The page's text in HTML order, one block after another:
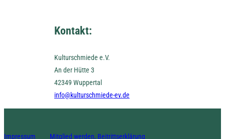
Kontakt:
Kulturschmiede e.V.
An der Hütte 3
42349 Wuppertal
info@kulturschmiede-ev.de
Impressum Mitglied werden, Beitrittserklärung